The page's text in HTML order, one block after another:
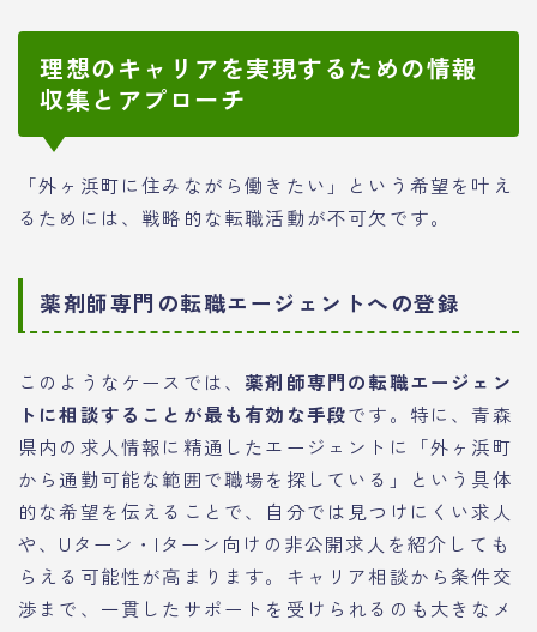
理想のキャリアを実現するための情報
収集とアプローチ
「外ヶ浜町に住みながら働きたい」という希望を叶え
るためには、戦略的な転職活動が不可欠です。
薬剤師専門の転職エージェントへの登録
このようなケースでは、 薬剤師専門の転職エージェン
トに相談することが最も有効な手段です。特に、青森
県内の求人情報に精通したエージェントに「外ヶ浜町
から通勤可能な範囲で職場を探している」という具体
的な希望を伝えることで、自分では見つけにくい求人
や、Uターン・Iターン向けの非公開求人を紹介しても
らえる可能性が高まります。キャリア相談から条件交
渉まで、一貫したサポートを受けられるのも大きなメ